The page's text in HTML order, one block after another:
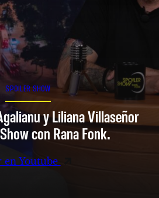
SPOILER SHOW
y Liliana Villaseñor
con Rana Fonk.
en Youtube